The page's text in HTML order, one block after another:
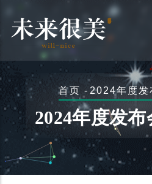
主
要
容
面
包
屑
首页 - 2024年度发
2024年度发